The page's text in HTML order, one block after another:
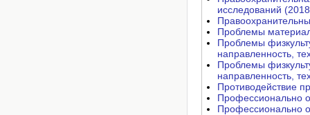
исследований
Проблемы
Проблемы
направленность,
Проблемы
направленность,
Противодействие
Профессионально
Профессионально